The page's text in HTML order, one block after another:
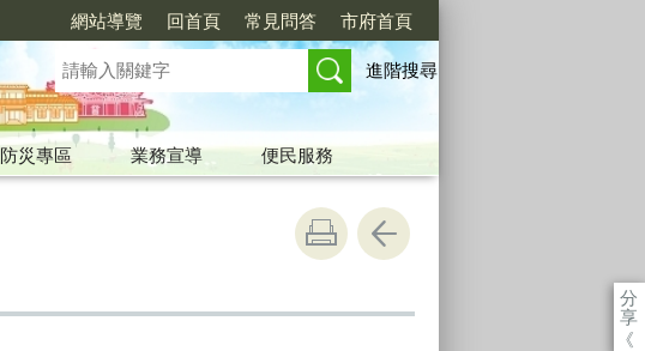
網站導覽 回首頁 常見問答 市府首頁
進階搜尋
防災專區 業務宣導
便民服務
分
享
《